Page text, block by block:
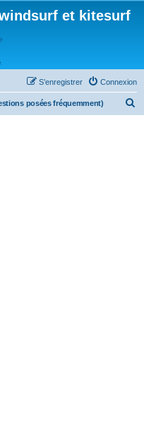
et kitesurf
Connexion
S’enregistrer
posées fréquemment)